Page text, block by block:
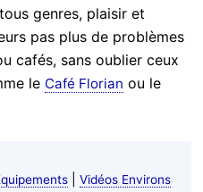
genres, plaisir et
pas plus de problèmes
cafés, sans oublier ceux
le Café Florian ou le
| Vidéos Environs